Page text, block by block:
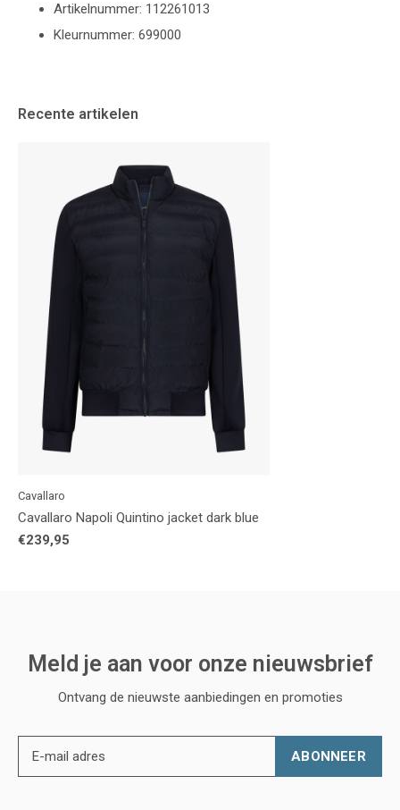
Artikelnummer: 112261013
Kleurnummer: 699000
Recente artikelen
Cavallaro
Cavallaro Napoli Quintino jacket dark blue
€239,95
Meld je aan voor onze nieuwsbrief
Ontvang de nieuwste aanbiedingen en promoties
ABONNEER